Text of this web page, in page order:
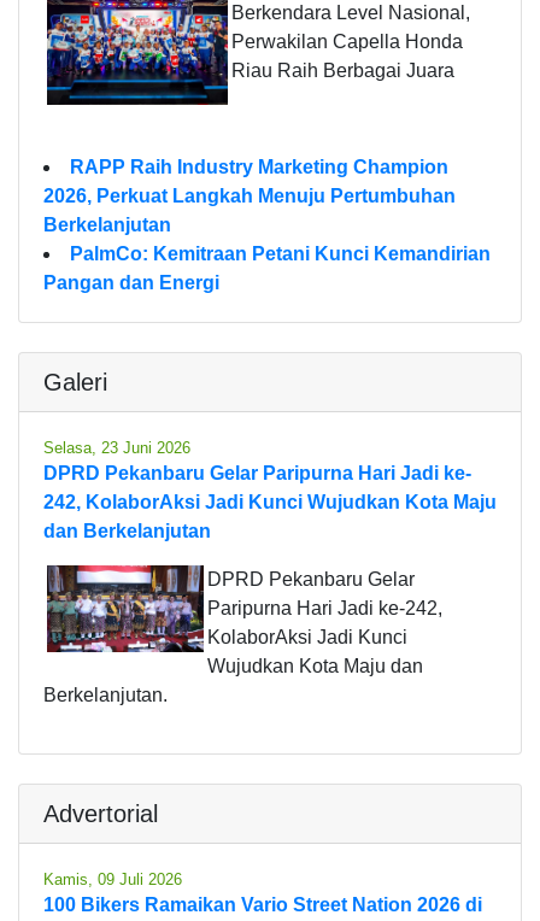
Berkendara Level Nasional,
Perwakilan Capella Honda
Riau Raih Berbagai Juara
RAPP Raih Industry Marketing Champion
2026, Perkuat Langkah Menuju Pertumbuhan
Berkelanjutan
PalmCo: Kemitraan Petani Kunci Kemandirian
Pangan dan Energi
Galeri
Selasa, 23 Juni 2026
DPRD Pekanbaru Gelar Paripurna Hari Jadi ke-
242, KolaborAksi Jadi Kunci Wujudkan Kota Maju
dan Berkelanjutan
DPRD Pekanbaru Gelar
Paripurna Hari Jadi ke-242,
KolaborAksi Jadi Kunci
Wujudkan Kota Maju dan
Berkelanjutan.
Advertorial
Kamis, 09 Juli 2026
100 Bikers Ramaikan Vario Street Nation 2026 di